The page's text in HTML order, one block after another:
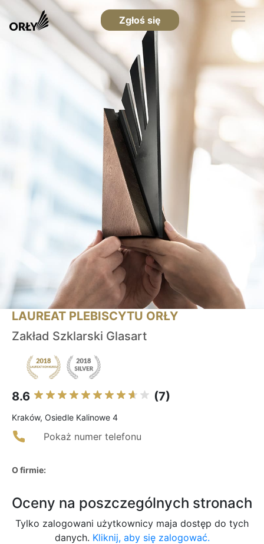
Zgłoś się
LAUREAT PLEBISCYTU ORŁY
Zakład Szklarski Glasart
8.6 (7)
Kraków, Osiedle Kalinowe 4
Pokaż numer telefonu
O firmie:
Oceny na poszczególnych stronach
Tylko zalogowani użytkownicy maja dostęp do tych
danych. Kliknij, aby się zalogować.